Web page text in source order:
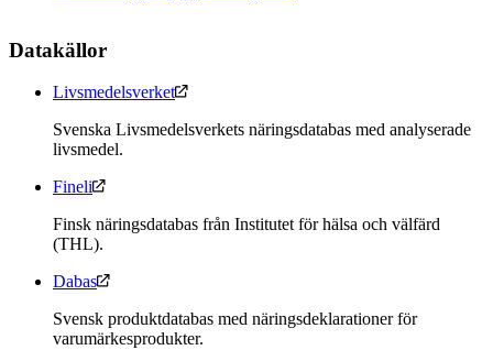
Datakällor
Livsmedelsverket
Svenska Livsmedelsverkets näringsdatabas med analyserade
livsmedel.
Fineli
Finsk näringsdatabas från Institutet för hälsa och välfärd
(THL).
Dabas
Svensk produktdatabas med näringsdeklarationer för
varumärkesprodukter.